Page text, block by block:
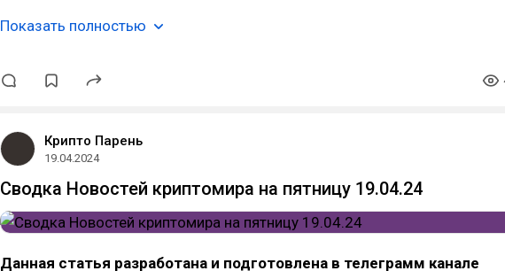
Показать полностью
Крипто Парень
19.04.2024
Сводка Новостей криптомира на пятницу 19.04.24
Данная статья разработана и подготовлена в телеграмм канале